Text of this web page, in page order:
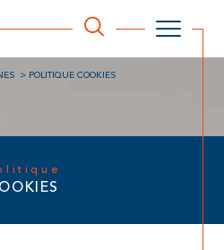
POLITIQUE COOKIES